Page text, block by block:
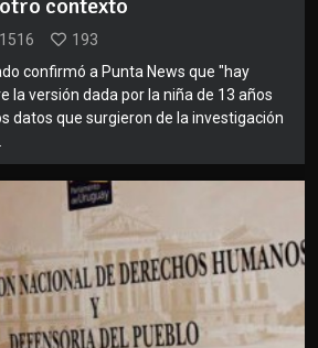
contexto
1516
193
confirmó a Punta News que "hay
la versión dada por la niña de 13 años
datos que surgieron de la investigación